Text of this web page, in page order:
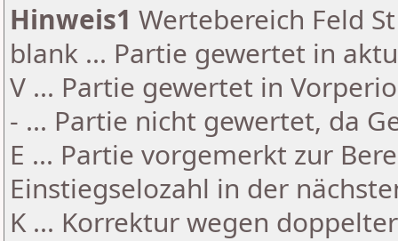
Hinweis1 Wertebereich Feld
blank ... Partie gewertet in
V ... Partie gewertet in
- ... Partie nicht gewertet, da
E ... Partie vorgemerkt zur
Einstiegselozahl in der
K ... Korrektur wegen